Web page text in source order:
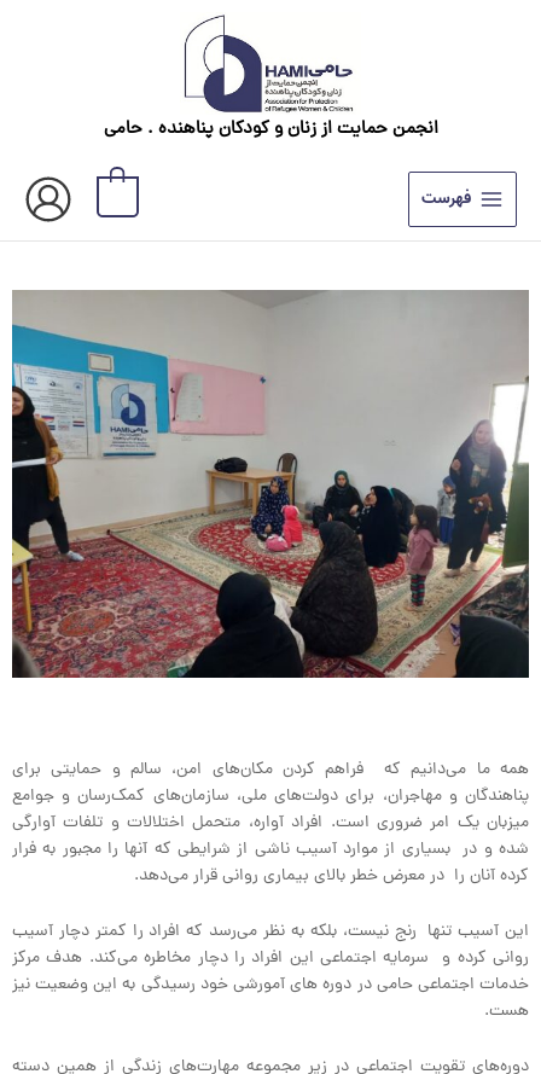
انجمن حمایت از زنان و کودکان پناهنده . حامی
فهرست
همه ما می‌دانیم که فراهم کردن مکان‌های امن، سالم و حمایتی برای
پناهندگان و مهاجران، برای دولت‌های ملی، سازمان‌های کمک‌رسان و جوامع
میزبان یک امر ضروری است. افراد آواره، متحمل اختلالات و تلفات آوارگی
شده و در بسیاری از موارد آسیب ناشی از شرایطی که آنها را مجبور به فرار
کرده آنان را در معرض خطر بالای بیماری روانی قرار می‌دهد.
این آسیب تنها رنج نیست، بلکه به نظر می‌رسد که افراد را کمتر دچار آسیب
روانی کرده و سرمایه اجتماعی این افراد را دچار مخاطره می‌کند. هدف مرکز
خدمات اجتماعی حامی در دوره های آمورشی خود رسیدگی به این وضعیت نیز
هست.
دوره‌های تقویت اجتماعی در زیر مجموعه مهارت‌های زندگی از همین دسته